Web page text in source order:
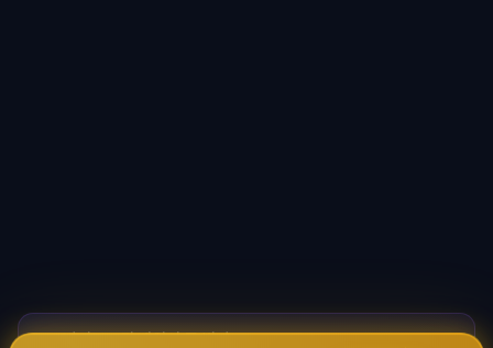
바이브코딩 배워서 돈 벌자